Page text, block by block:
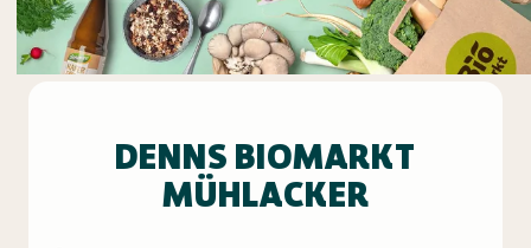
DENNS BIOMARKT
MÜHLACKER